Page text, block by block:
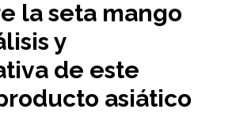
la seta mango
y
de este
asiático